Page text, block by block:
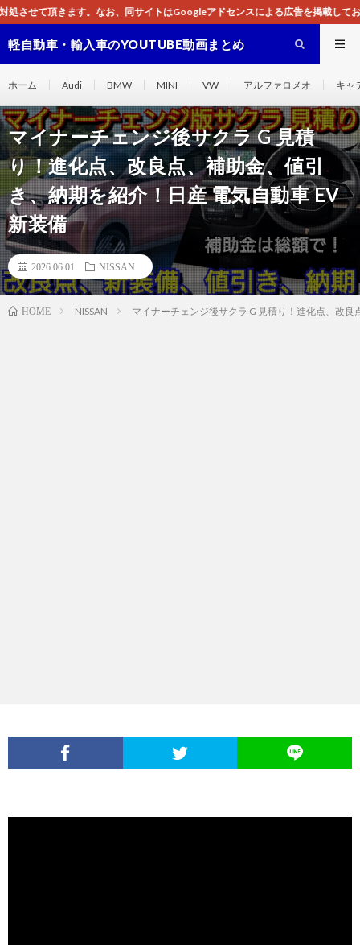
サイトはGoogleアドセンスによる広告を掲載しております。
軽自動車・輸入車のYOUTUBE動画まとめ
ホーム Audi BMW MINI VW アルファロメオ キャ
マイナーチェンジ後サクラ G 見積
り！進化点、改良点、補助金、値引
き、納期を紹介！日産 電気自動車 EV
新装備
2026.06.01 NISSAN
HOME NISSAN マイナーチェンジ後サクラ G 見積り！進化点、改